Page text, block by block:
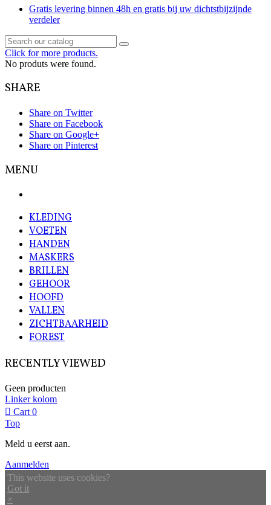
Gratis levering binnen 48h en gratis bij uw dichtstbijzijnde
verdeler
Click for more products.
No produts were found.
SHARE
Share on Twitter
Share on Facebook
Share on Google+
Share on Pinterest
MENU
KLEDING
VOETEN
HANDEN
MASKERS
BRILLEN
GEHOOR
HOOFD
VALLEN
ZICHTBAARHEID
FOREST
RECENTLY VIEWED
Geen producten
Linker kolom
Cart 0
Top
Meld u eerst aan.
Aanmelden
This website uses cookies?
Got it
×